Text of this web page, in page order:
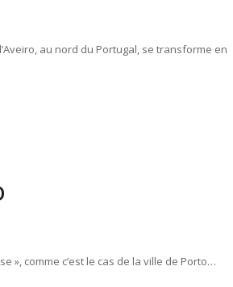
au nord du Portugal, se transforme en
», comme c’est le cas de la ville de Porto…